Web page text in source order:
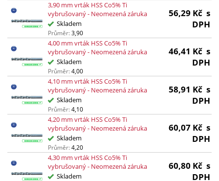
3,90 mm vrták HSS Co5% Ti
vybrušovaný - Neomezená záruka
Skladem
Průměr:3,90
56,29 Kč s
DPH
4,00 mm vrták HSS Co5% Ti
vybrušovaný - Neomezená záruka
Skladem
Průměr:4,00
46,41 Kč s
DPH
4,10 mm vrták HSS Co5% Ti
vybrušovaný - Neomezená záruka
Skladem
Průměr:4,10
58,91 Kč s
DPH
4,20 mm vrták HSS Co5% Ti
vybrušovaný - Neomezená záruka
Skladem
Průměr:4,20
60,07 Kč s
DPH
4,30 mm vrták HSS Co5% Ti
vybrušovaný - Neomezená záruka
Skladem
60,80 Kč s
DPH